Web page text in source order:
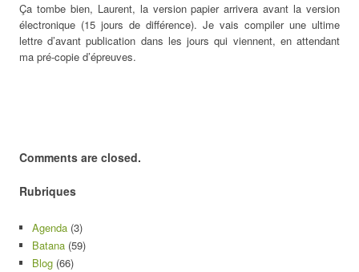
Ça tombe bien, Laurent, la version papier arrivera avant la version
électronique (15 jours de différence). Je vais compiler une ultime
lettre d’avant publication dans les jours qui viennent, en attendant
ma pré-copie d’épreuves.
Comments are closed.
Rubriques
Agenda (3)
Batana (59)
Blog (66)